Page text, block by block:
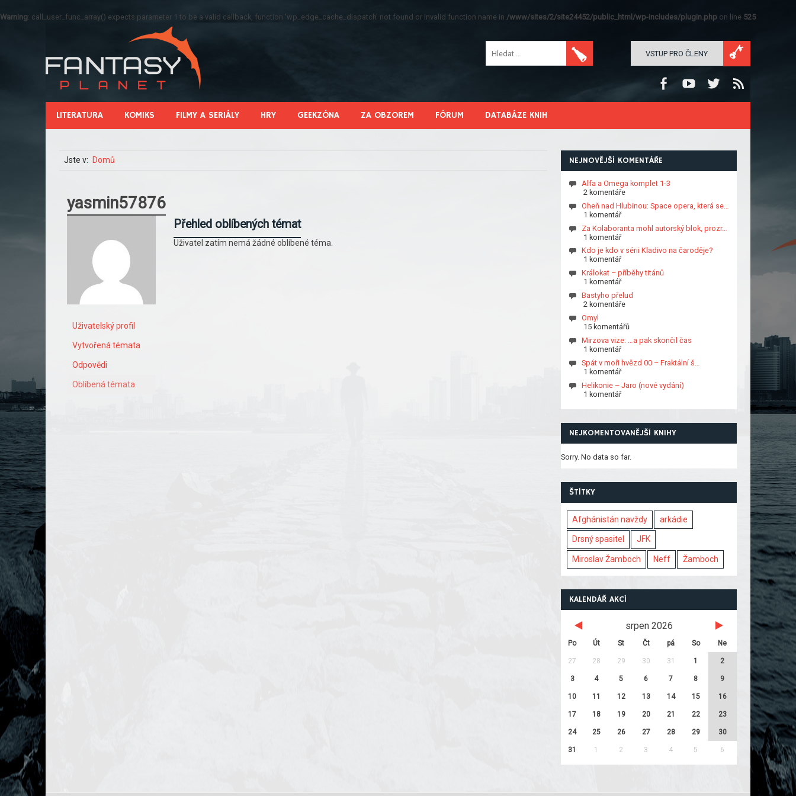
Warning: call_user_func_array() expects parameter 1 to be a valid callback, function 'wp_edge_cache_dispatch' not found or invalid function name in /www/sites/2/site24452/public_html/wp-includes/plugin.php on line 525
VSTUP PRO ČLENY
LITERATURA KOMIKS FILMY A SERIÁLY HRY GEEKZÓNA ZA OBZOREM FÓRUM DATABÁZE KNIH
Jste v: Domů
yasmin57876
Uživatelský profil
Vytvořená témata
Odpovědi
Oblíbená témata
Přehled oblíbených témat
Uživatel zatím nemá žádné oblíbené téma.
NEJNOVĚJŠÍ KOMENTÁŘE
Alfa a Omega komplet 1-3
2 komentáře
Oheň nad Hlubinou: Space opera, která se…
1 komentář
Za Kolaboranta mohl autorský blok, prozr…
1 komentář
Kdo je kdo v sérii Kladivo na čaroděje?
1 komentář
Králokat – příběhy titánů
1 komentář
Bastyho přelud
2 komentáře
Omyl
15 komentářů
Mirzova vize: …a pak skončil čas
1 komentář
Spát v moři hvězd 00 – Fraktální š…
1 komentář
Helikonie – Jaro (nové vydání)
1 komentář
NEJKOMENTOVANĚJŠÍ KNIHY
Sorry. No data so far.
ŠTÍTKY
Afghánistán navždy arkádie
Drsný spasitel JFK
Miroslav Žamboch Neff Žamboch
KALENDÁŘ AKCÍ
srpen 2026
Po Út St Čt pá So Ne
27 28 29 30 31 1 2
3 4 5 6 7 8 9
10 11 12 13 14 15 16
17 18 19 20 21 22 23
24 25 26 27 28 29 30
31 1 2 3 4 5 6